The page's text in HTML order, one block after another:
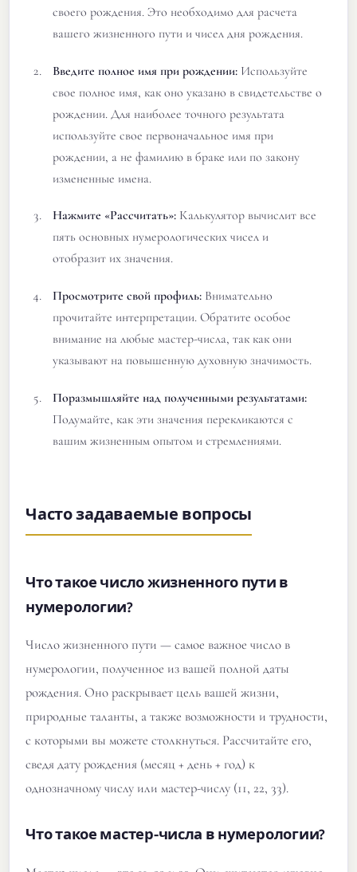
своего рождения. Это необходимо для расчета
вашего жизненного пути и чисел дня рождения.
Введите полное имя при рождении: Используйте
свое полное имя, как оно указано в свидетельстве о
рождении. Для наиболее точного результата
используйте свое первоначальное имя при
рождении, а не фамилию в браке или по закону
измененные имена.
Нажмите «Рассчитать»: Калькулятор вычислит все
пять основных нумерологических чисел и
отобразит их значения.
Просмотрите свой профиль: Внимательно
прочитайте интерпретации. Обратите особое
внимание на любые мастер-числа, так как они
указывают на повышенную духовную значимость.
Поразмышляйте над полученными результатами:
Подумайте, как эти значения перекликаются с
вашим жизненным опытом и стремлениями.
Часто задаваемые вопросы
Что такое число жизненного пути в
нумерологии?
Число жизненного пути — самое важное число в
нумерологии, полученное из вашей полной даты
рождения. Оно раскрывает цель вашей жизни,
природные таланты, а также возможности и трудности,
с которыми вы можете столкнуться. Рассчитайте его,
сведя дату рождения (месяц + день + год) к
однозначному числу или мастер-числу (11, 22, 33).
Что такое мастер-числа в нумерологии?